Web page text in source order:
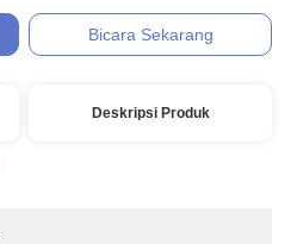
Bicara Sekarang
Deskripsi Produk